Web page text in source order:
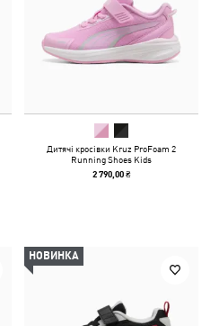
Дитячі кросівки Kruz ProFoam 2
Running Shoes Kids
2 790,00 ₴
НОВИНКА